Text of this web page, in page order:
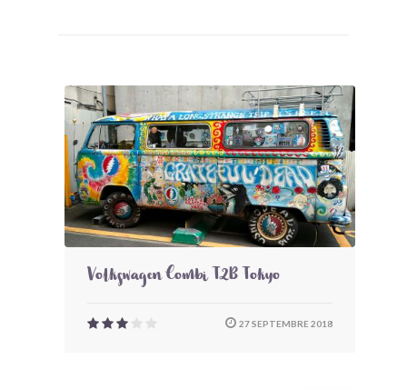
Volkswagen Combi T2B Tokyo
27 SEPTEMBRE 2018